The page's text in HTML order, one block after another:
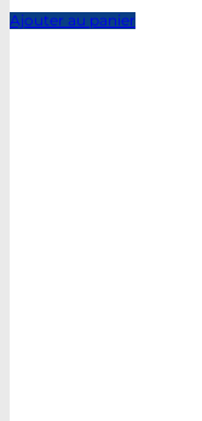
Ajouter au panier